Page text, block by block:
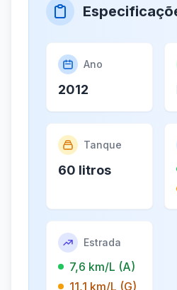
Ano
2012
Tanque
60 litros
Estrada
7,6 km/L (A)
11,1 km/L (G)